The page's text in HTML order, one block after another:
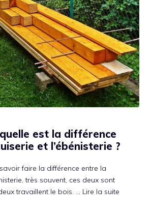
est la différence
et l’ébénisterie ?
faire la différence entre la
très souvent, ces deux sont
travaillent le bois. … Lire la suite